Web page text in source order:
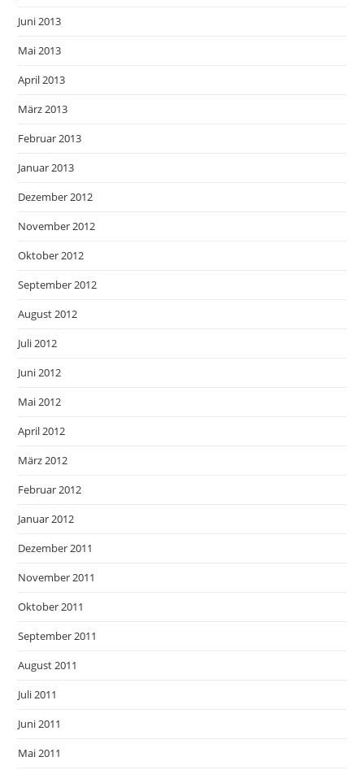
Juni 2013
Mai 2013
April 2013
März 2013
Februar 2013
Januar 2013
Dezember 2012
November 2012
Oktober 2012
September 2012
August 2012
Juli 2012
Juni 2012
Mai 2012
April 2012
März 2012
Februar 2012
Januar 2012
Dezember 2011
November 2011
Oktober 2011
September 2011
August 2011
Juli 2011
Juni 2011
Mai 2011